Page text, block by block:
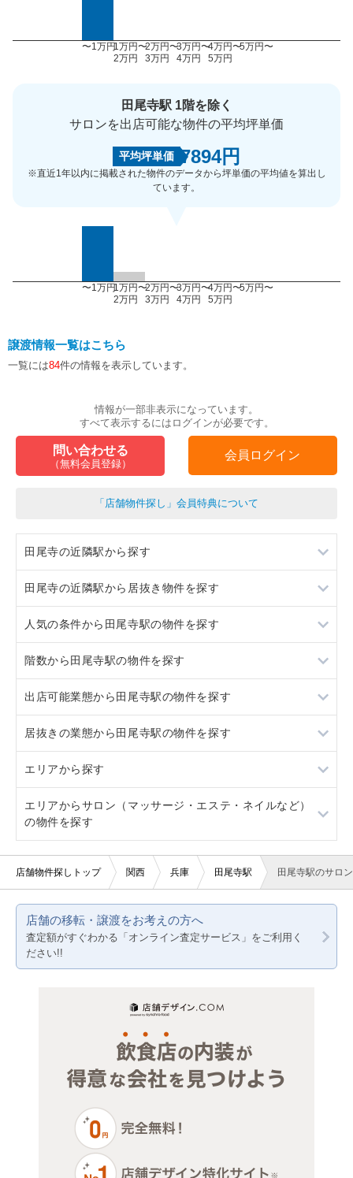
〜1万円1万円〜
2万円
2万円〜
3万円
3万円〜
4万円
4万円〜
5万円
5万円〜
田尾寺駅 1階を除く
サロンを出店可能な物件の平均坪単価
平均坪単価 7894円
※直近1年以内に掲載された物件のデータから坪単価の平均値を算出し
ています。
〜1万円1万円〜
2万円
2万円〜
3万円
3万円〜
4万円
4万円〜
5万円
5万円〜
譲渡情報一覧はこちら
一覧には84件の情報を表示しています。
情報が一部非表示になっています。
すべて表示するにはログインが必要です。
問い合わせる
（無料会員登録）
会員ログイン
「店舗物件探し」会員特典について
田尾寺の近隣駅から探す
二郎
岡場
道場南口
五社
田尾寺の近隣駅から居抜き物件を探す
二郎
岡場
道場南口
五社
人気の条件から田尾寺駅の物件を探す
居抜き
スケルトン
ロードサイド物件
駐車場あり
看板取り付け可
20坪以下
賃料10万円以下
賃料20万円以下
階数から田尾寺駅の物件を探す
1階
2階
3階以上
出店可能業態から田尾寺駅の物件を探す
重飲食
軽飲食
バー・クラブ
美容室・理容室
サロン（マッサージ・エステ・ネイルなど）
医療・歯科・クリニック
物販・小売
居抜きの業態から田尾寺駅の物件を探す
カラオケ・パブ・スナック
その他店舗物件
エリアから探す
大阪
京都
兵庫
エリアからサロン（マッサージ・エステ・ネイルなど）
の物件を探す
大阪
兵庫
店舗物件探しトップ 関西 兵庫 田尾寺駅 田尾寺駅のサロ
店舗の移転・譲渡をお考えの方へ
査定額がすぐわかる「オンライン査定サービス」をご利用く
ださい!!